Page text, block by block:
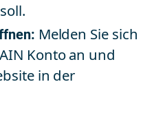
Melden Sie sich
Konto an und
in der